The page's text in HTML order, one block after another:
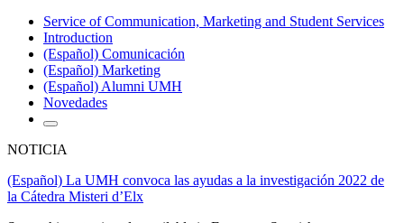
Service of Communication, Marketing and Student Services
Introduction
(Español) Comunicación
(Español) Marketing
(Español) Alumni UMH
Novedades
NOTICIA
(Español) La UMH convoca las ayudas a la investigación 2022 de
la Cátedra Misteri d’Elx